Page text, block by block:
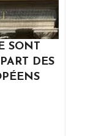
SONT
DES